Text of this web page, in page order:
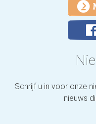
Schrijf u in voor onze
nieuws